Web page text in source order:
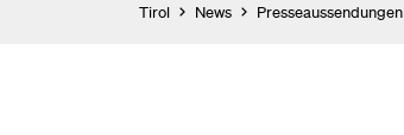
Tirol News Presseaussendungen